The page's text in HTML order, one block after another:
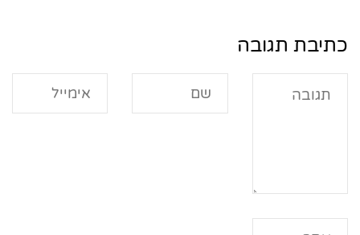
כתיבת תגובה